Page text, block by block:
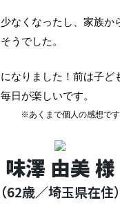
なくなったし、家族か
うでした。
なりました！前は子ど
日が楽しいです。
※あくまで個人の感想で
味澤 由美 様
62歳／埼玉県在住）